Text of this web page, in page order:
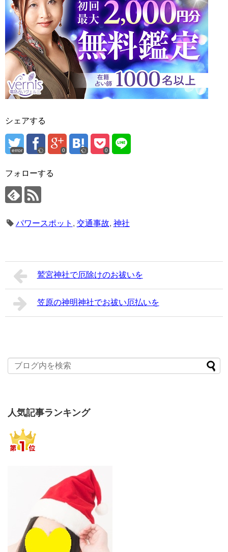
シェアする
error 0 0
フォローする
パワースポット , 交通事故, 神社
鷲宮神社で厄除けのお祓いを
笠原の神明神社でお祓い厄払いを
人気記事ランキング